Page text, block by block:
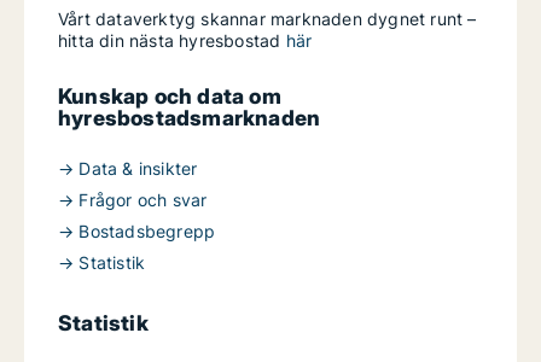
Vårt dataverktyg skannar marknaden dygnet runt –
hitta din nästa hyresbostad här
Kunskap och data om
hyresbostadsmarknaden
→ Data & insikter
→ Frågor och svar
→ Bostadsbegrepp
→ Statistik
Statistik